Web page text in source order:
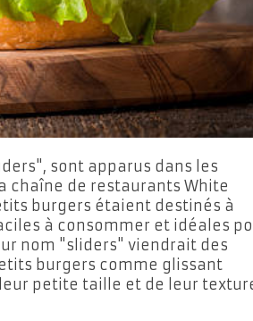
sont apparus dans les
chaîne de restaurants White
burgers étaient destinés à
à consommer et idéales
nom "sliders" viendrait des
burgers comme glissant
petite taille et de leur